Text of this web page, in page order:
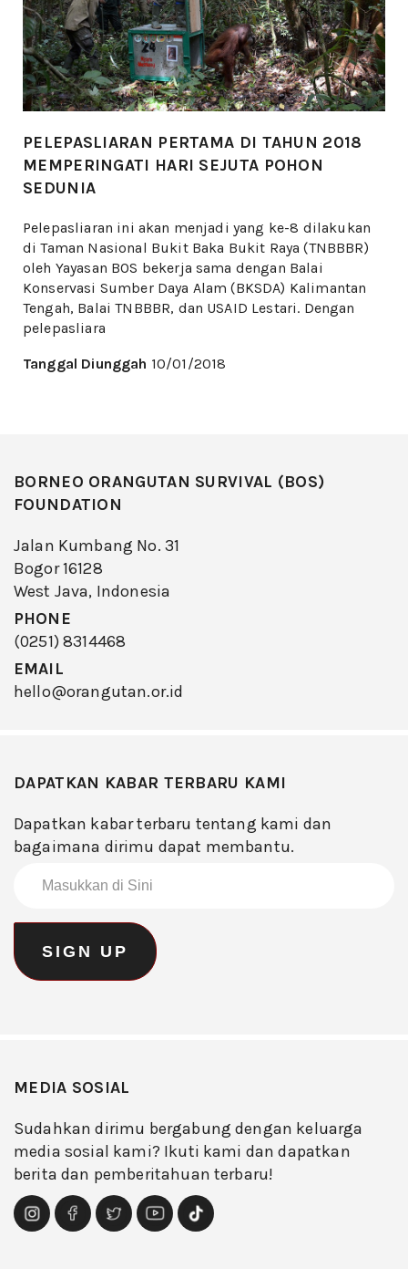
PELEPASLIARAN PERTAMA DI TAHUN 2018
MEMPERINGATI HARI SEJUTA POHON
SEDUNIA
Pelepasliaran ini akan menjadi yang ke-8 dilakukan
di Taman Nasional Bukit Baka Bukit Raya (TNBBBR)
oleh Yayasan BOS bekerja sama dengan Balai
Konservasi Sumber Daya Alam (BKSDA) Kalimantan
Tengah, Balai TNBBBR, dan USAID Lestari. Dengan
pelepasliara
Tanggal Diunggah 10/01/2018
BORNEO ORANGUTAN SURVIVAL (BOS)
FOUNDATION
Jalan Kumbang No. 31
Bogor 16128
West Java, Indonesia
PHONE
(0251) 8314468
EMAIL
hello@orangutan.or.id
DAPATKAN KABAR TERBARU KAMI
Dapatkan kabar terbaru tentang kami dan
bagaimana dirimu dapat membantu.
MEDIA SOSIAL
Sudahkan dirimu bergabung dengan keluarga
media sosial kami? Ikuti kami dan dapatkan
berita dan pemberitahuan terbaru!